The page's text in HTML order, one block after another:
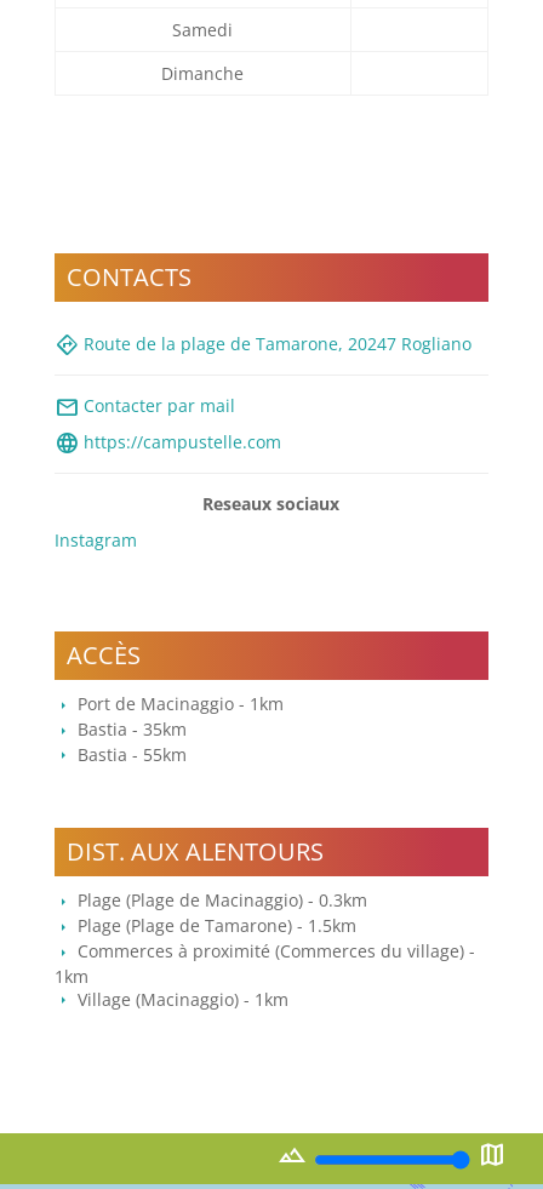
Samedi
Dimanche
CONTACTS
directions Route de la plage de Tamarone, 20247 Rogliano
mail Contacter par mail
language https://campustelle.com
Reseaux sociaux
Instagram
ACCÈS
Port de Macinaggio - 1km
Bastia - 35km
Bastia - 55km
DIST. AUX ALENTOURS
Plage (Plage de Macinaggio) - 0.3km
Plage (Plage de Tamarone) - 1.5km
Commerces à proximité (Commerces du village) -
1km
Village (Macinaggio) - 1km
landscape map